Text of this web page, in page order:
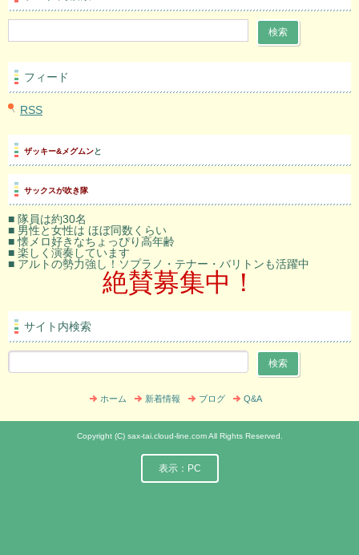
フィード
RSS
ザッキー&メグムンと
サックスが吹き隊
■ 隊員は約30名
■ 男性と女性は ほぼ同数くらい
■ 懐メロ好きなちょっぴり高年齢
■ 楽しく演奏しています
■ アルトの勢力強し！ソプラノ・テナー・バリトンも活躍中
絶賛募集中！
サイト内検索
ホーム 新着情報 ブログ Q&A
Copyright (C) sax-tai.cloud-line.com All Rights Reserved.
表示：PC